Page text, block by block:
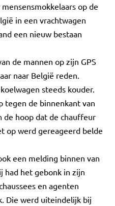
op de
in een vrachtwagen
een nieuw bestaan
de mannen op zijn GPS
naar België reden.
steeds kouder.
tegen de binnenkant van
de hoop dat de chauffeur
op werd gereageerd belde
een melding binnen van
had het gebonk in zijn
en agenten
Die werd uiteindelijk bij